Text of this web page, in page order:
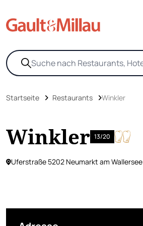
Startseite Restaurants Winkler
Winkler 13/20
Uferstraße 5202 Neumarkt am Wallersee